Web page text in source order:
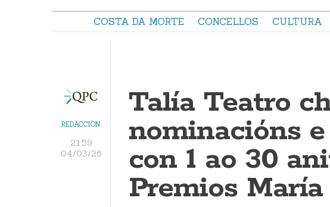
COSTA DA MORTE CONCELLOS CULTURA
REDACCIÓN
21:59
04/03/26
Talía Teatro
nominacións
con 1 ao 30
Premios María